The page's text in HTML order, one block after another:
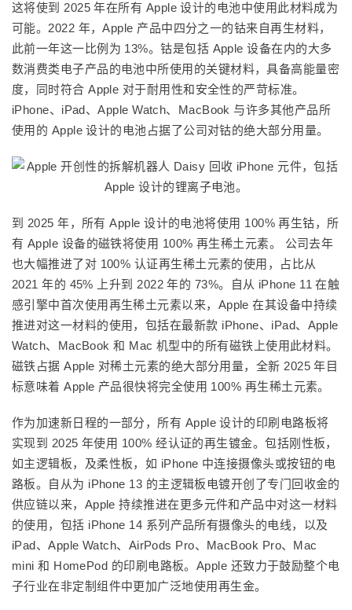
这将使到 2025 年在所有 Apple 设计的电池中使用此材料成为
可能。2022 年，Apple 产品中四分之一的钴来自再生材料，
此前一年这一比例为 13%。钴是包括 Apple 设备在内的大多
数消费类电子产品的电池中所使用的关键材料，具备高能量密
度，同时符合 Apple 对于耐用性和安全性的严苛标准。
iPhone、iPad、Apple Watch、MacBook 与许多其他产品所
使用的 Apple 设计的电池占据了公司对钴的绝大部分用量。
到 2025 年，所有 Apple 设计的电池将使用 100% 再生钴，所
有 Apple 设备的磁铁将使用 100% 再生稀土元素。 公司去年
也大幅推进了对 100% 认证再生稀土元素的使用，占比从
2021 年的 45% 上升到 2022 年的 73%。自从 iPhone 11 在触
感引擎中首次使用再生稀土元素以来，Apple 在其设备中持续
推进对这一材料的使用，包括在最新款 iPhone、iPad、Apple
Watch、MacBook 和 Mac 机型中的所有磁铁上使用此材料。
磁铁占据 Apple 对稀土元素的绝大部分用量，全新 2025 年目
标意味着 Apple 产品很快将完全使用 100% 再生稀土元素。
作为加速新日程的一部分，所有 Apple 设计的印刷电路板将
实现到 2025 年使用 100% 经认证的再生镀金。包括刚性板，
如主逻辑板，及柔性板，如 iPhone 中连接摄像头或按钮的电
路板。自从为 iPhone 13 的主逻辑板电镀开创了专门回收金的
供应链以来，Apple 持续推进在更多元件和产品中对这一材料
的使用，包括 iPhone 14 系列产品所有摄像头的电线，以及
iPad、Apple Watch、AirPods Pro、MacBook Pro、Mac
mini 和 HomePod 的印刷电路板。Apple 还致力于鼓励整个电
子行业在非定制组件中更加广泛地使用再生金。